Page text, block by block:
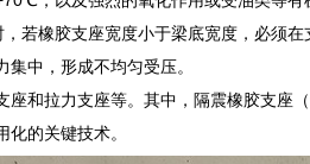
若橡胶支座宽度小于梁底宽度，必须
中，形成不均匀受压。
和拉力支座等。其中，隔震橡胶支座（
的关键技术。